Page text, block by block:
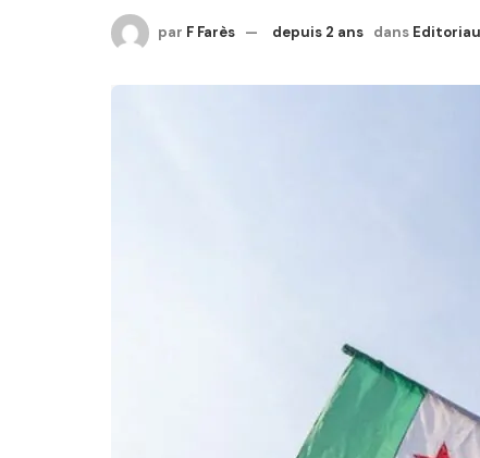
par F Farès depuis 2 ans dans